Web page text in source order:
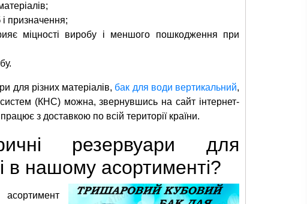
призначення;
міцності виробу і меншого пошкодження при
для різних матеріалів, бак для води вертикальний,
(КНС) можна, звернувшись на сайт інтернет-
з доставкою по всій території країни.
резервуари для
в нашому асортименті?